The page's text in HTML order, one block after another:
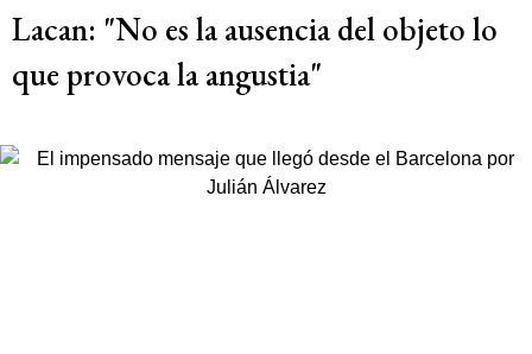
Lacan: "No es la ausencia del objeto lo
que provoca la angustia"